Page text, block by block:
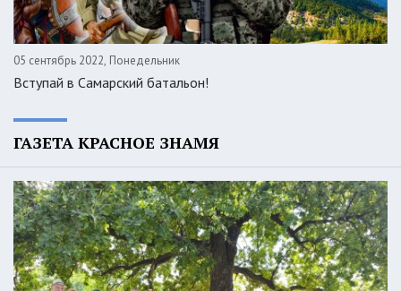
05 сентябрь 2022, Понедельник
Вступай в Самарский батальон!
ГАЗЕТА КРАСНОЕ ЗНАМЯ